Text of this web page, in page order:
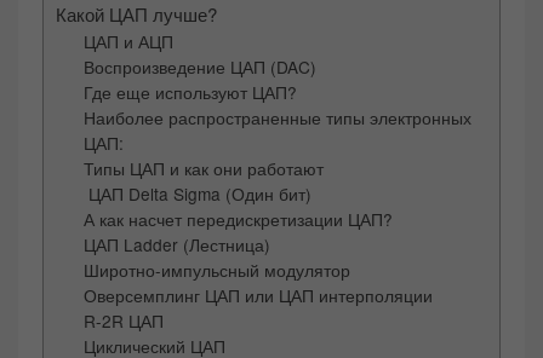
Какой ЦАП лучше?
ЦАП и АЦП
Воспроизведение ЦАП (DAC)
Где еще используют ЦАП?
Наиболее распространенные типы электронных
ЦАП:
Типы ЦАП и как они работают
ЦАП Delta Sigma (Один бит)
А как насчет передискретизации ЦАП?
ЦАП Ladder (Лестница)
Широтно-импульсный модулятор
Оверсемплинг ЦАП или ЦАП интерполяции
R-2R ЦАП
Циклический ЦАП